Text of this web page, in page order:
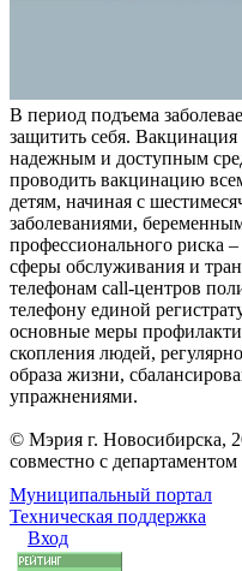
В период подъема
защитить себя.
надежным и доступным
проводить вакцинацию
детям, начиная с
заболеваниями,
профессионального риска
сферы обслуживания и
телефонам call-центров
телефону единой
основные меры
скопления людей,
образа жизни,
упражнениями.
© Мэрия г. Новосибирска,
совместно с
Муниципальный портал
Техническая поддержка
Вход